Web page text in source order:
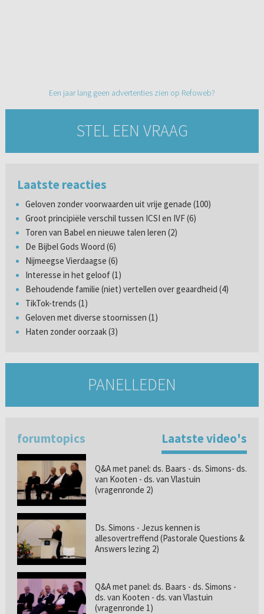
Een jaar lang geen advertenties zien op Refoweb?
STEL EEN VRAAG
Laatste reacties
Geloven zonder voorwaarden uit vrije genade (100)
Groot principiële verschil tussen ICSI en IVF (6)
Toren van Babel en nieuwe talen leren (2)
De Bijbel Gods Woord (6)
Nijmeegse Vierdaagse (6)
Interesse in het geloof (1)
Behoudende familie (niet) vertellen over geaardheid (4)
TikTok-trends (1)
Geloven met diverse stoornissen (1)
Haten zonder oorzaak (3)
PANELLEDEN
forumtopics Laatste video's
Q&A met panel: ds. Baars - ds. Simons- ds.
van Kooten - ds. van Vlastuin
(vragenronde 2)
Ds. Simons - Jezus kennen is
allesovertreffend (Pastorale Questions &
Answers lezing 2)
Q&A met panel: ds. Baars - ds. Simons -
ds. van Kooten - ds. van Vlastuin
(vragenronde 1)